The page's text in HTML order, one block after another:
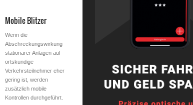
Mobile Blitzer
Wenn die
Abschreckungswirkung
stationärer Anlagen auf
ortskundige
Verkehrsteilnehmer eher
gering ist, werden
zusätzlich mobile
Kontrollen durchgeführt.